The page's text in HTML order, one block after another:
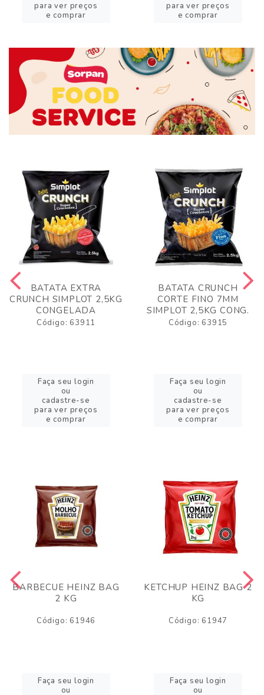
para ver preços
e comprar
para ver preços
e comprar
BATATA EXTRA
CRUNCH SIMPLOT 2,5KG
CONGELADA
Código: 63911
Faça seu login
ou
cadastre-se
para ver preços
e comprar
BATATA CRUNCH
CORTE FINO 7MM
SIMPLOT 2,5KG CONG.
Código: 63915
Faça seu login
ou
cadastre-se
para ver preços
e comprar
BARBECUE HEINZ BAG
2 KG
Código: 61946
Faça seu login
ou
KETCHUP HEINZ BAG 2
KG
Código: 61947
Faça seu login
ou